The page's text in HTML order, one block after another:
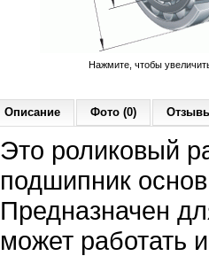
Нажмите, чтобы
Описание Фото (0)
Это роликовый
подшипник
Предназначен
может работать